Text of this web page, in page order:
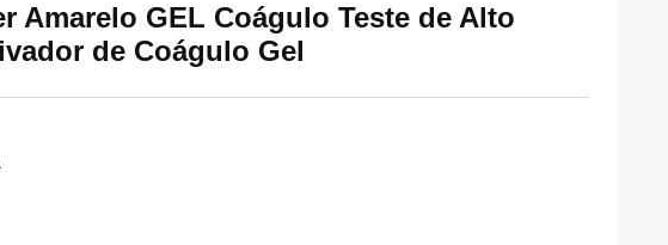
Amarelo GEL Coágulo Teste de Alto
de Coágulo Gel